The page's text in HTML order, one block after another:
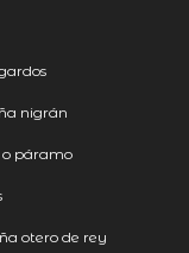
nigrán
o páramo
otero de rey